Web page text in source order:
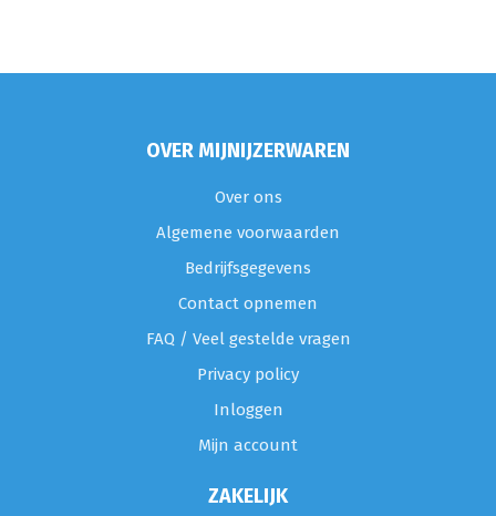
OVER MIJNIJZERWAREN
Over ons
Algemene voorwaarden
Bedrijfsgegevens
Contact opnemen
FAQ / Veel gestelde vragen
Privacy policy
Inloggen
Mijn account
ZAKELIJK